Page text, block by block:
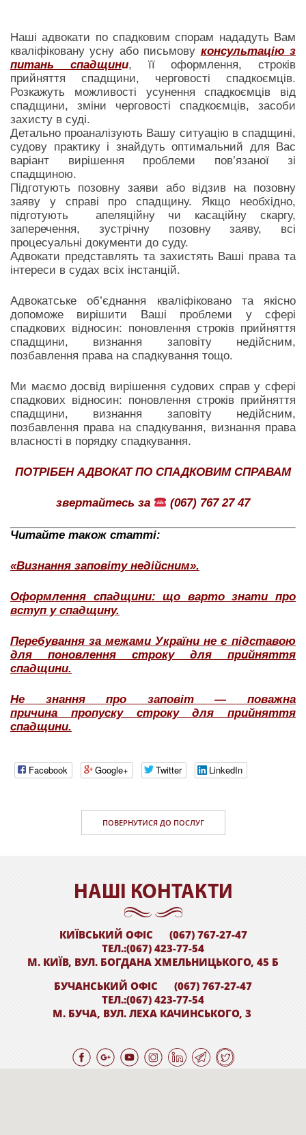
Наші адвокати по спадковим спорам нададуть Вам
кваліфіковану усну або письмову консультацію з
питань спадщини, її оформлення, строків
прийняття спадщини, черговості спадкоємців.
Розкажуть можливості усунення спадкоємців від
спадщини, зміни черговості спадкоємців, засоби
захисту в суді.
Детально проаналізують Вашу ситуацію в спадщині,
судову практику і знайдуть оптимальний для Вас
варіант вирішення проблеми пов’язаної зі
спадщиною.
Підготують позовну заяви або відзив на позовну
заяву у справі про спадщину. Якщо необхідно,
підготують апеляційну чи касаційну скаргу,
заперечення, зустрічну позовну заяву, всі
процесуальні документи до суду.
Адвокати представлять та захистять Ваші права та
інтереси в судах всіх інстанцій.
Адвокатське об’єднання кваліфіковано та якісно
допоможе вирішити Ваші проблеми у сфері
спадкових відносин: поновлення строків прийняття
спадщини, визнання заповіту недійсним,
позбавлення права на спадкування тощо.
Ми маємо досвід вирішення судових справ у сфері
спадкових відносин: поновлення строків прийняття
спадщини, визнання заповіту недійсним,
позбавлення права на спадкування, визнання права
власності в порядку спадкування.
ПОТРІБЕН АДВОКАТ ПО СПАДКОВИМ СПРАВАМ
звертайтесь за (067) 767 27 47
Читайте також статті:
«Визнання заповіту недійсним».
Оформлення спадщини: що варто знати про
вступ у спадщину.
Перебування за межами України не є підставою
для поновлення строку для прийняття
спадщини.
Не знання про заповіт — поважна
причина пропуску строку для прийняття
спадщини.
Facebook Google+ Twitter LinkedIn
ПОВЕРНУТИСЯ ДО ПОСЛУГ
НАШI КОНТАКТИ
КИЇВСЬКИЙ ОФІС
(067) 767-27-47
ТЕЛ.:(067) 423-77-54
М. КИЇВ, ВУЛ. БОГДАНА ХМЕЛЬНИЦЬКОГО, 45 Б
БУЧАНСЬКИЙ ОФІС
(067) 767-27-47
ТЕЛ.:(067) 423-77-54
М. БУЧА, ВУЛ. ЛЕХА КАЧИНСЬКОГО, 3